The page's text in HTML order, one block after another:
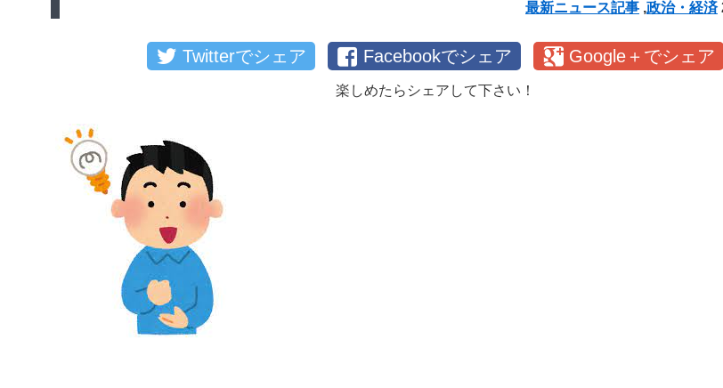
最新ニュース記事 ,政治・経済
Twitterでシェア Facebookでシェア Google＋でシェア
楽しめたらシェアして下さい！